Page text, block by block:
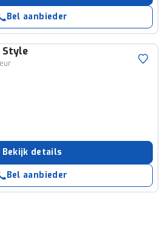
Bel aanbieder
Style
Bekijk details
Bel aanbieder